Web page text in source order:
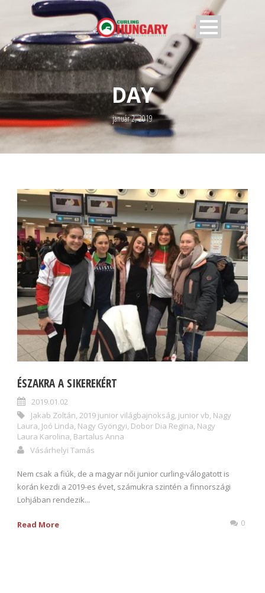
DAY
január 2, 2019
ÉSZAKRA A SIKEREKÉRT
2019.01.02
Jakab Zoltán, 2019 junior világbajnokság, junior vb, Nagy
Laura, Joó Linda, Nagy Gyöngyi, Dobor Dia Regina, Nagy
Laura Karolina, Bartalus Anna
Vásárhelyi Tamás
Nem csak a fiúk, de a magyar női junior curling-válogatott is
korán kezdi a 2019-es évet, számukra szintén a finnországi
Lohjában rendezik...
Read More 0